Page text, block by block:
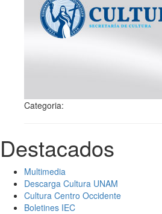
Categoria:
Destacados
Multimedia
Descarga Cultura UNAM
Cultura Centro Occidente
Boletines IEC